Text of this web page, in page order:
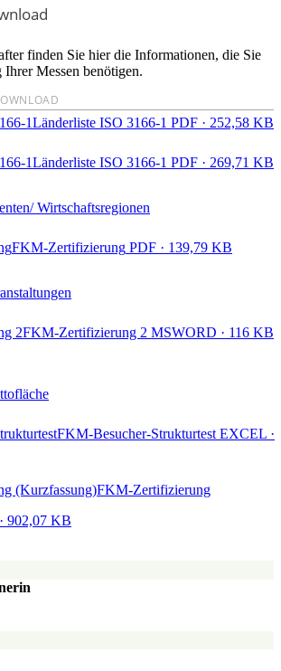
finden Sie hier die Informationen, die Sie
Messen benötigen.
Länderliste ISO 3166-1 PDF · 252,58 KB
Länderliste ISO 3166-1 PDF · 269,71 KB
Wirtschaftsregionen
FKM-Zertifizierung PDF · 139,79 KB
FKM-Zertifizierung 2 MSWORD · 116 KB
FKM-Besucher-Strukturtest EXCEL ·
FKM-Zertifizierung
902,07 KB